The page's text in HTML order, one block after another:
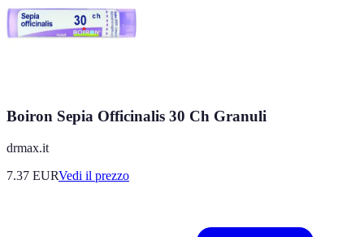
Boiron Sepia Officinalis 30 Ch Granuli
drmax.it
7.37 EURVedi il prezzo